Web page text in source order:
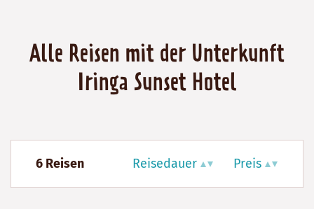
Alle Reisen mit der Unterkunft
Iringa Sunset Hotel
6 Reisen Reisedauer Preis